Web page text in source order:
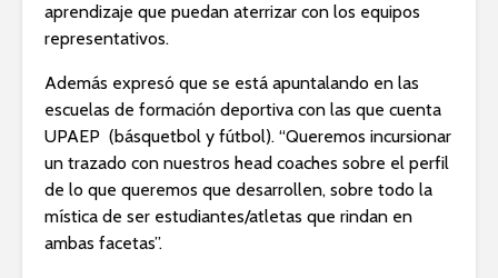
aprendizaje que puedan aterrizar con los equipos
representativos.
Además expresó que se está apuntalando en las
escuelas de formación deportiva con las que cuenta
UPAEP (básquetbol y fútbol). “Queremos incursionar
un trazado con nuestros head coaches sobre el perfil
de lo que queremos que desarrollen, sobre todo la
mística de ser estudiantes/atletas que rindan en
ambas facetas”.